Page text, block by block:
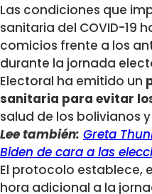
Las condiciones que
sanitaria del COVID-19
comicios frente a los
durante la jornada
Electoral ha emitido un
sanitaria para evitar
salud de los bolivianos
Lee también: Greta
Biden de cara a las
El protocolo establece,
hora adicional a la